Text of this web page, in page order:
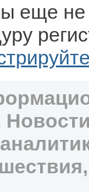
еще не